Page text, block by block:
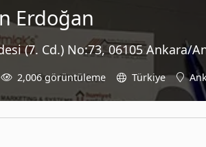
Erdoğan
(7. Cd.) No:73, 06105 Ankara/
2,006 görüntüleme Türkiye